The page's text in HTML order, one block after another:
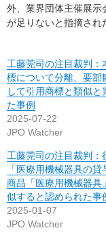
外、業界団体主催展示
が足りないと指摘され
工藤莞司の注目裁判：
標について分離、要部
して引用商標と類似と
た事例
2025-07-22
JPO Watcher
工藤莞司の注目裁判：
「医療用機械器具の貸
商品「医療用機械器具
似すると認められた事
2025-01-07
JPO Watcher